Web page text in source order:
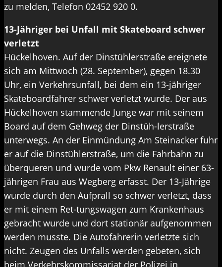
zu melden, Telefon 02452 920 0.
13-Jähriger bei Unfall mit Skateboard schwer
verletzt
Hückelhoven. Auf der Dinstühlerstraße ereignete
sich am Mittwoch (28. September), gegen 18.30
Uhr, ein Verkehrsunfall, bei dem ein 13-jähriger
Skateboardfahrer schwer verletzt wurde. Der aus
Hückelhoven stammende Junge war mit seinem
Board auf dem Gehweg der Dinstüh-lerstraße
unterwegs. An der Einmündung Am Steinacker fuhr
er auf die Dinstühlerstraße, um die Fahrbahn zu
überqueren und wurde vom Pkw Renault einer 63-
jährigen Frau aus Wegberg erfasst. Der 13-Jährige
wurde durch den Aufprall so schwer verletzt, dass
er mit einem Ret-tungswagen zum Krankenhaus
gebracht wurde und dort stationär aufgenommen
werden musste. Die Autofahrerin verletzte sich
nicht. Zeugen des Unfalls werden gebeten, sich